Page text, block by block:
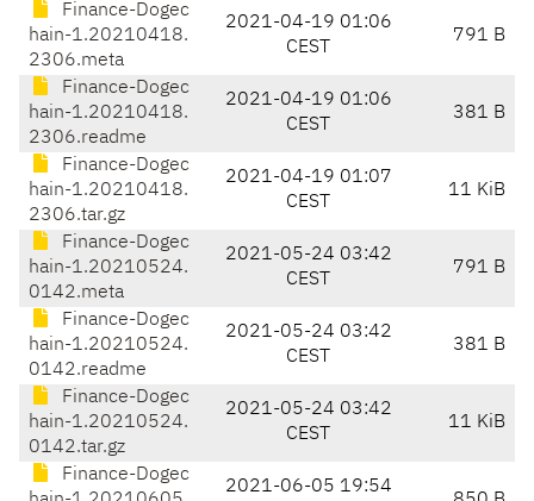
Finance-Dogec
hain-1.20210418.
2306.meta
2021-04-19 01:06
CEST
791 B
Finance-Dogec
hain-1.20210418.
2306.readme
2021-04-19 01:06
CEST
381 B
Finance-Dogec
hain-1.20210418.
2306.tar.gz
2021-04-19 01:07
CEST
11 KiB
Finance-Dogec
hain-1.20210524.
0142.meta
2021-05-24 03:42
CEST
791 B
Finance-Dogec
hain-1.20210524.
0142.readme
2021-05-24 03:42
CEST
381 B
Finance-Dogec
hain-1.20210524.
0142.tar.gz
2021-05-24 03:42
CEST
11 KiB
Finance-Dogec
2021-06-05 19:54